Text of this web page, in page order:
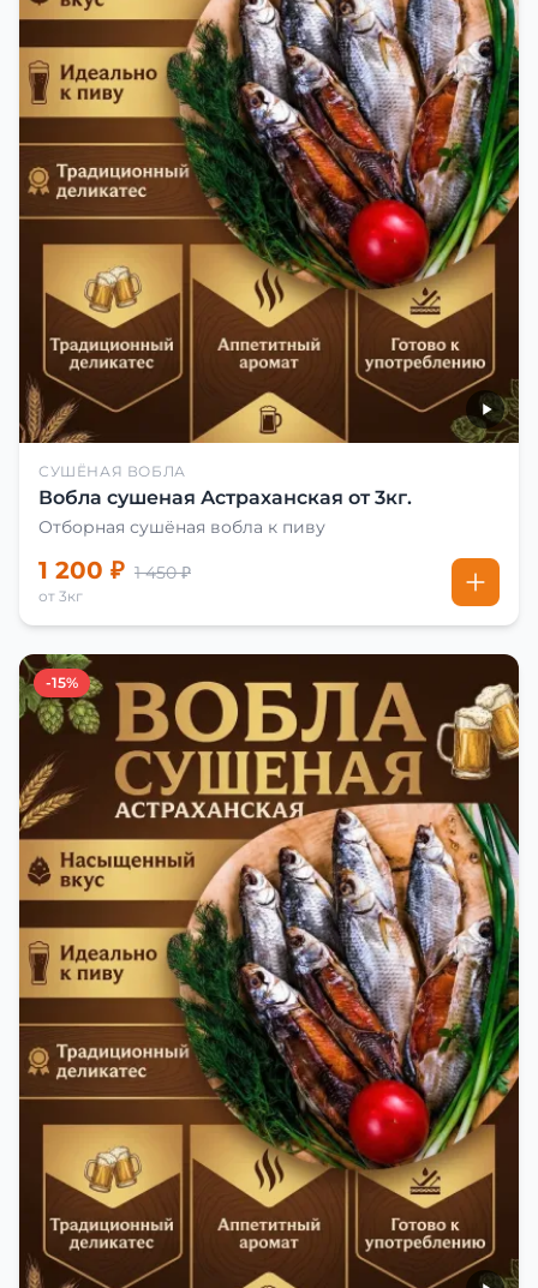
СУШЁНАЯ ВОБЛА
Вобла сушеная Астраханская от 3кг.
Отборная сушёная вобла к пиву
1 200 ₽ 1 450 ₽
от 3кг
-15%